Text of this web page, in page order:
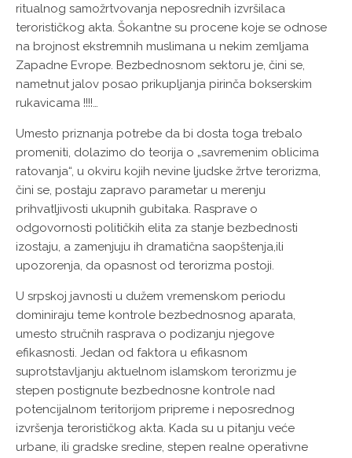
ritualnog samožrtvovanja neposrednih izvršilaca
terorističkog akta. Šokantne su procene koje se odnose
na brojnost ekstremnih muslimana u nekim zemljama
Zapadne Evrope. Bezbednosnom sektoru je, čini se,
nametnut jalov posao prikupljanja pirinča bokserskim
rukavicama !!!!…
Umesto priznanja potrebe da bi dosta toga trebalo
promeniti, dolazimo do teorija o „savremenim oblicima
ratovanja“, u okviru kojih nevine ljudske žrtve terorizma,
čini se, postaju zapravo parametar u merenju
prihvatljivosti ukupnih gubitaka. Rasprave o
odgovornosti političkih elita za stanje bezbednosti
izostaju, a zamenjuju ih dramatična saopštenja,ili
upozorenja, da opasnost od terorizma postoji.
U srpskoj javnosti u dužem vremenskom periodu
dominiraju teme kontrole bezbednosnog aparata,
umesto stručnih rasprava o podizanju njegove
efikasnosti. Jedan od faktora u efikasnom
suprotstavljanju aktuelnom islamskom terorizmu je
stepen postignute bezbednosne kontrole nad
potencijalnom teritorijom pripreme i neposrednog
izvršenja terorističkog akta. Kada su u pitanju veće
urbane, ili gradske sredine, stepen realne operativne